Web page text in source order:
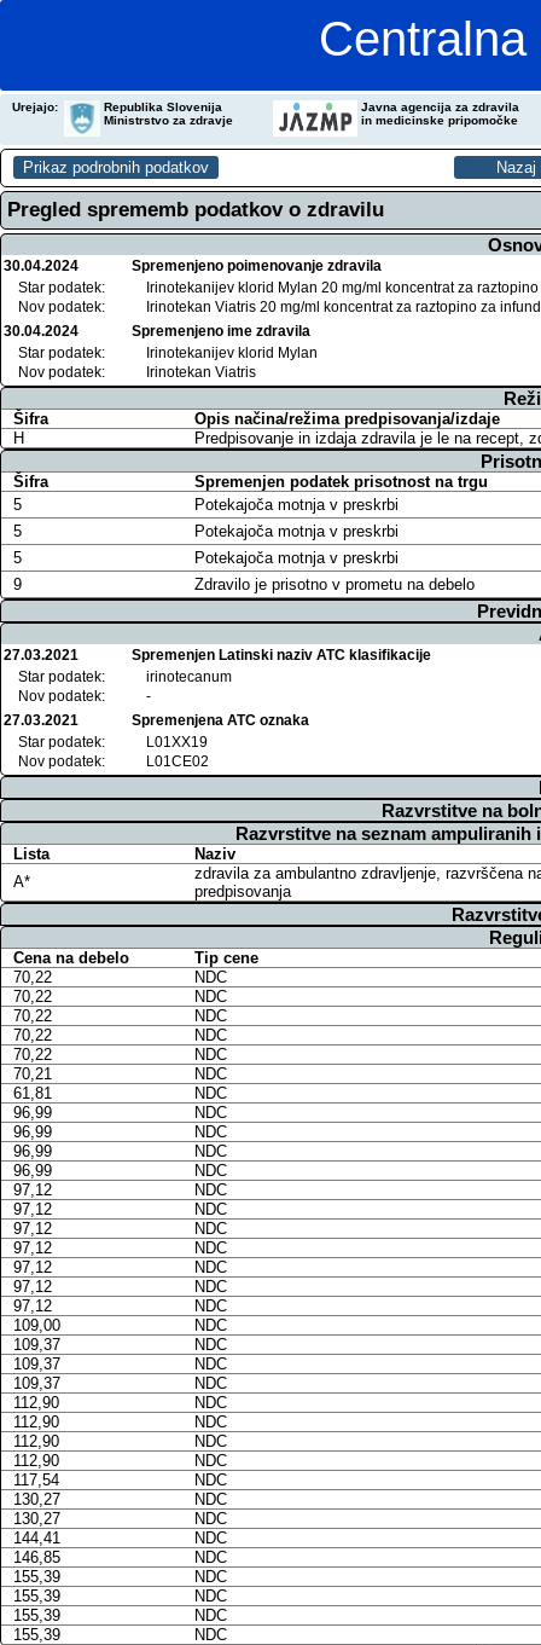
Urejajo:
Republika Slovenija
Ministrstvo za zdravje
Javna agencija za zdravila
in medicinske pripomočke
Pregled sprememb podatkov o zdravilu
30.04.2024
Spremenjeno poimenovanje zdravila
Star podatek:
Irinotekanijev klorid Mylan 20 mg/ml koncentrat za
Nov podatek:
Irinotekan Viatris 20 mg/ml koncentrat za raztopino za
30.04.2024
Spremenjeno ime zdravila
Star podatek:
Irinotekanijev klorid Mylan
Nov podatek:
Irinotekan Viatris
Šifra
Opis načina/režima predpisovanja/izdaje
H
Predpisovanje in izdaja zdravila je le na recept,
Šifra
Spremenjen podatek prisotnost na trgu
5
Potekajoča motnja v preskrbi
5
Potekajoča motnja v preskrbi
5
Potekajoča motnja v preskrbi
9
Zdravilo je prisotno v prometu na debelo
27.03.2021
Spremenjen Latinski naziv ATC klasifikacije
Star podatek:
irinotecanum
Nov podatek:
-
27.03.2021
Spremenjena ATC oznaka
Star podatek:
L01XX19
Nov podatek:
L01CE02
Razvrstitve na
Razvrstitve na seznam
Lista
Naziv
A*
zdravila za ambulantno zdravljenje, razvrščena
predpisovanja
Cena na debelo
Tip cene
70,22
NDC
70,22
NDC
70,22
NDC
70,22
NDC
70,22
NDC
70,21
NDC
61,81
NDC
96,99
NDC
96,99
NDC
96,99
NDC
96,99
NDC
97,12
NDC
97,12
NDC
97,12
NDC
97,12
NDC
97,12
NDC
97,12
NDC
97,12
NDC
109,00
NDC
109,37
NDC
109,37
NDC
109,37
NDC
112,90
NDC
112,90
NDC
112,90
NDC
112,90
NDC
117,54
NDC
130,27
NDC
130,27
NDC
144,41
NDC
146,85
NDC
155,39
NDC
155,39
NDC
155,39
NDC
155,39
NDC